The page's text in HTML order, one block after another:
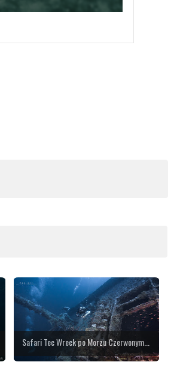
Safari Tec Wreck po Morzu Czerwonym...